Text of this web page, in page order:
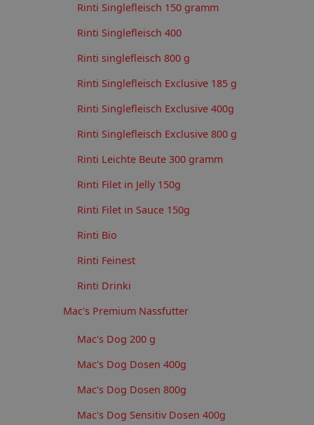
Rinti Singlefleisch 150 gramm
Rinti Singlefleisch 400
Rinti singlefleisch 800 g
Rinti Singlefleisch Exclusive 185 g
Rinti Singlefleisch Exclusive 400g
Rinti Singlefleisch Exclusive 800 g
Rinti Leichte Beute 300 gramm
Rinti Filet in Jelly 150g
Rinti Filet in Sauce 150g
Rinti Bio
Rinti Feinest
Rinti Drinki
Mac's Premium Nassfutter
Mac's Dog 200 g
Mac's Dog Dosen 400g
Mac's Dog Dosen 800g
Mac's Dog Sensitiv Dosen 400g